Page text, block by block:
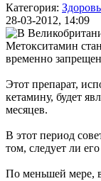
Категория:
28-03-2012, 14:09
Метокситамин
временно
Этот препарат,
кетамину, будет
месяцев.
В этот период
том, следует ли
По меньшей мере,